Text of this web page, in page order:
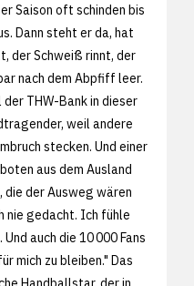
Saison oft schinden bis
Dann steht er da, hat
der Schweiß rinnt, der
nach dem Abpfiff leer.
THW-Bank in dieser
weil andere
stecken. Und einer
aus dem Ausland
der Ausweg wären
nie gedacht. Ich fühle
auch die 10 000 Fans
mich zu bleiben." Das